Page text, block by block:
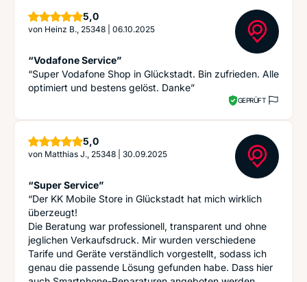
5,0Sterne
von Heinz B., 25348 06.10.2025
“Vodafone Service”
“Super Vodafone Shop in Glückstadt. Bin zufrieden. Alle
optimiert und bestens gelöst. Danke”
GEPRÜFT
5,0Sterne
von Matthias J., 25348 30.09.2025
“Super Service”
“Der KK Mobile Store in Glückstadt hat mich wirklich
überzeugt!
Die Beratung war professionell, transparent und ohne
jeglichen Verkaufsdruck. Mir wurden verschiedene
Tarife und Geräte verständlich vorgestellt, sodass ich
genau die passende Lösung gefunden habe. Dass hier